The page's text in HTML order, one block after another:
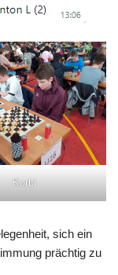
Korbi
sich ein
prächtig zu